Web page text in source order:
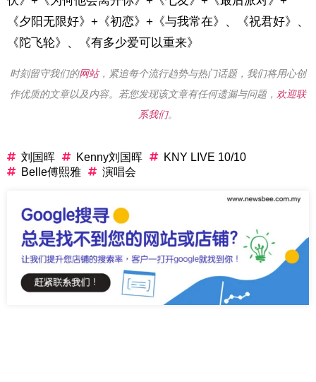
《夕阳无限好》+《初恋》+《与我常在》、《祝君好》、
《陀飞轮》、《有多少爱可以重来》
时刻留守我们的网站，紧追每个流行趋势与热门话题，我们将用心创
作优质的文章以及内容。若您发现该文章有任何遗漏与问题， 欢迎联
系我们。
刘国晖 Kenny刘国晖
KNY LIVE 10/10
Belle傅熙雅
演唱会